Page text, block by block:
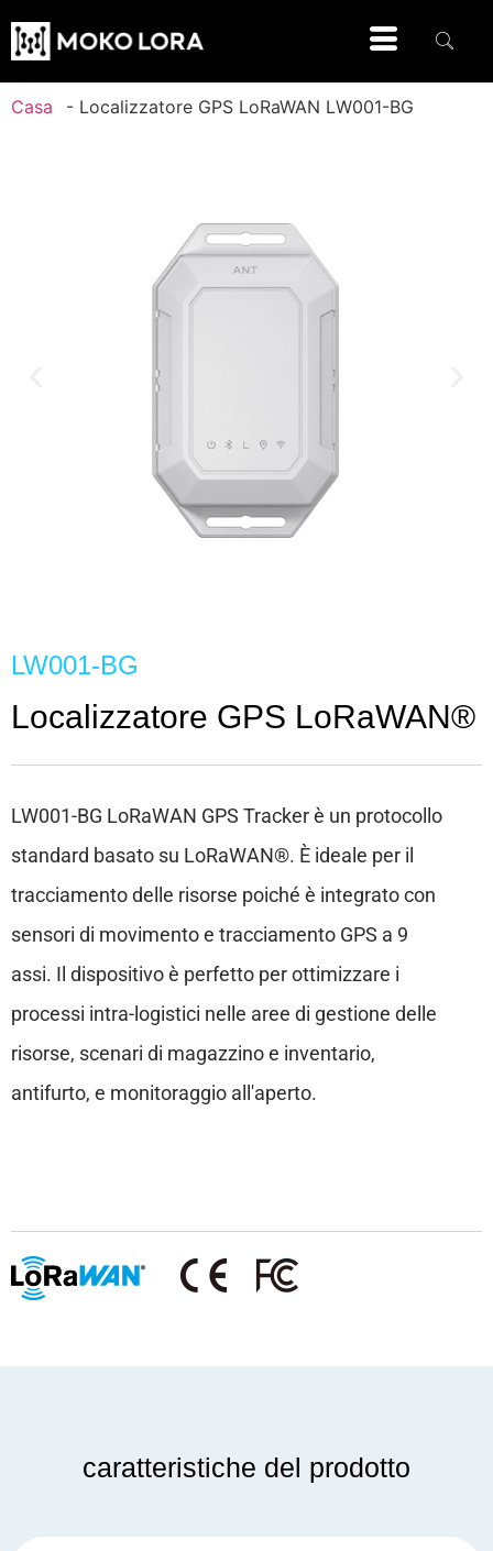
Casa - Localizzatore GPS LoRaWAN LW001-BG
LW001-BG
Localizzatore GPS LoRaWAN®
LW001-BG LoRaWAN GPS Tracker è un protocollo
standard basato su LoRaWAN®. È ideale per il
tracciamento delle risorse poiché è integrato con
sensori di movimento e tracciamento GPS a 9
assi. Il dispositivo è perfetto per ottimizzare i
processi intra-logistici nelle aree di gestione delle
risorse, scenari di magazzino e inventario,
antifurto, e monitoraggio all'aperto.
caratteristiche del prodotto